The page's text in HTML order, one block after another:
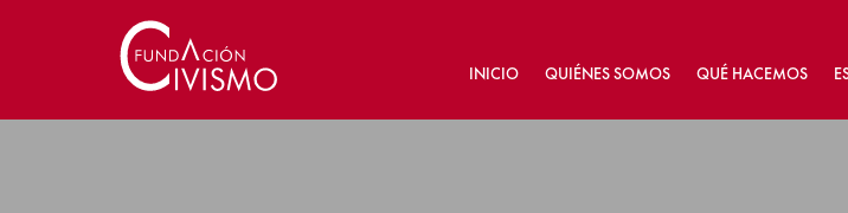
INICIO QUIÉNES SOMOS QUÉ HACEMOS